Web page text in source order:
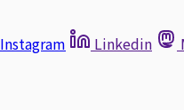
Instagram Linkedin